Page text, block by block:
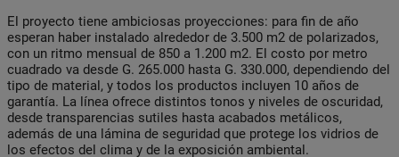
El proyecto tiene ambiciosas proyecciones: para fin de año
esperan haber instalado alrededor de 3.500 m2 de polarizados,
con un ritmo mensual de 850 a 1.200 m2. El costo por metro
cuadrado va desde G. 265.000 hasta G. 330.000, dependiendo del
tipo de material, y todos los productos incluyen 10 años de
garantía. La línea ofrece distintos tonos y niveles de oscuridad,
desde transparencias sutiles hasta acabados metálicos,
además de una lámina de seguridad que protege los vidrios de
los efectos del clima y de la exposición ambiental.